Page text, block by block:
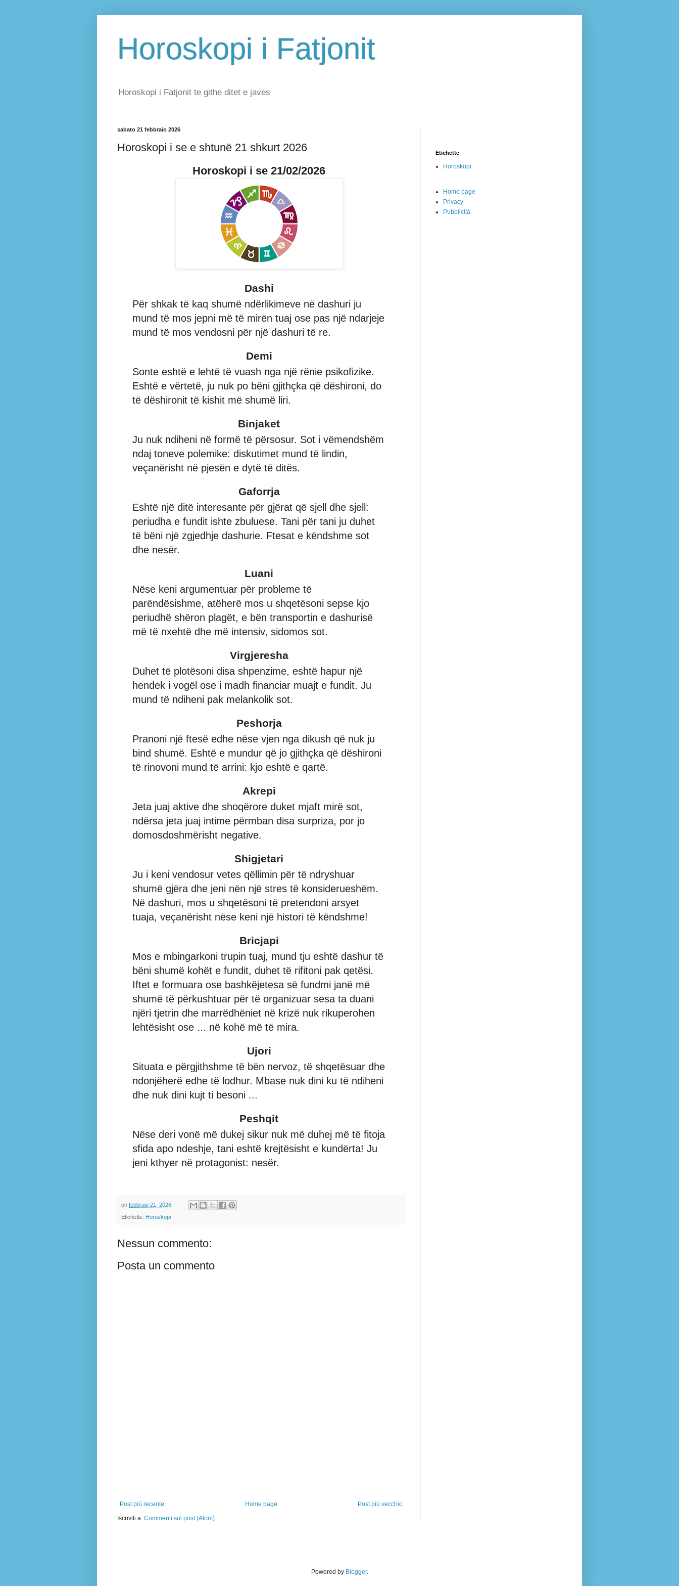
Horoskopi i Fatjonit
Horoskopi i Fatjonit te githe ditet e javes
sabato 21 febbraio 2026
Horoskopi i se e shtunë 21 shkurt 2026
Horoskopi i se 21/02/2026
Dashi
Për shkak të kaq shumë ndërlikimeve në dashuri ju
mund të mos jepni më të mirën tuaj ose pas një ndarjeje
mund të mos vendosni për një dashuri të re.
Demi
Sonte eshtë e lehtë të vuash nga një rënie psikofizike.
Eshtë e vërtetë, ju nuk po bëni gjithçka që dëshironi, do
të dëshironit të kishit më shumë liri.
Binjaket
Ju nuk ndiheni në formë të përsosur. Sot i vëmendshëm
ndaj toneve polemike: diskutimet mund të lindin,
veçanërisht në pjesën e dytë të ditës.
Gaforrja
Eshtë një ditë interesante për gjërat që sjell dhe sjell:
periudha e fundit ishte zbuluese. Tani për tani ju duhet
të bëni një zgjedhje dashurie. Ftesat e këndshme sot
dhe nesër.
Luani
Nëse keni argumentuar për probleme të
parëndësishme, atëherë mos u shqetësoni sepse kjo
periudhë shëron plagët, e bën transportin e dashurisë
më të nxehtë dhe më intensiv, sidomos sot.
Virgjeresha
Duhet të plotësoni disa shpenzime, eshtë hapur një
hendek i vogël ose i madh financiar muajt e fundit. Ju
mund të ndiheni pak melankolik sot.
Peshorja
Pranoni një ftesë edhe nëse vjen nga dikush që nuk ju
bind shumë. Eshtë e mundur që jo gjithçka që dëshironi
të rinovoni mund të arrini: kjo eshtë e qartë.
Akrepi
Jeta juaj aktive dhe shoqërore duket mjaft mirë sot,
ndërsa jeta juaj intime përmban disa surpriza, por jo
domosdoshmërisht negative.
Shigjetari
Ju i keni vendosur vetes qëllimin për të ndryshuar
shumë gjëra dhe jeni nën një stres të konsiderueshëm.
Në dashuri, mos u shqetësoni të pretendoni arsyet
tuaja, veçanërisht nëse keni një histori të këndshme!
Bricjapi
Mos e mbingarkoni trupin tuaj, mund tju eshtë dashur të
bëni shumë kohët e fundit, duhet të rifitoni pak qetësi.
Iftet e formuara ose bashkëjetesa së fundmi janë më
shumë të përkushtuar për të organizuar sesa ta duani
njëri tjetrin dhe marrëdhëniet në krizë nuk rikuperohen
lehtësisht ose ... në kohë më të mira.
Ujori
Situata e përgjithshme të bën nervoz, të shqetësuar dhe
ndonjëherë edhe të lodhur. Mbase nuk dini ku të ndiheni
dhe nuk dini kujt ti besoni ...
Peshqit
Nëse deri vonë më dukej sikur nuk më duhej më të fitoja
sfida apo ndeshje, tani eshtë krejtësisht e kundërta! Ju
jeni kthyer në protagonist: nesër.
on febbraio 21, 2026
Etichette: Horoskopi
Nessun commento:
Posta un commento
Post più recente Post più vecchio
Home page
Iscriviti a: Commenti sul post (Atom)
Etichette
Horoskopi
Home page
Privacy
Pubblicità
Powered by Blogger.